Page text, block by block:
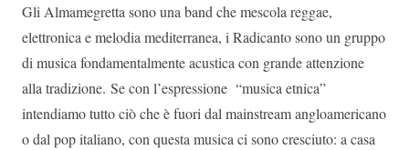
Gli Almamegretta sono una band che mescola reggae,
elettronica e melodia mediterranea, i Radicanto sono un gruppo
di musica fondamentalmente acustica con grande attenzione
alla tradizione. Se con l’espressione “musica etnica”
intendiamo tutto ciò che è fuori dal mainstream angloamericano
o dal pop italiano, con questa musica ci sono cresciuto: a casa